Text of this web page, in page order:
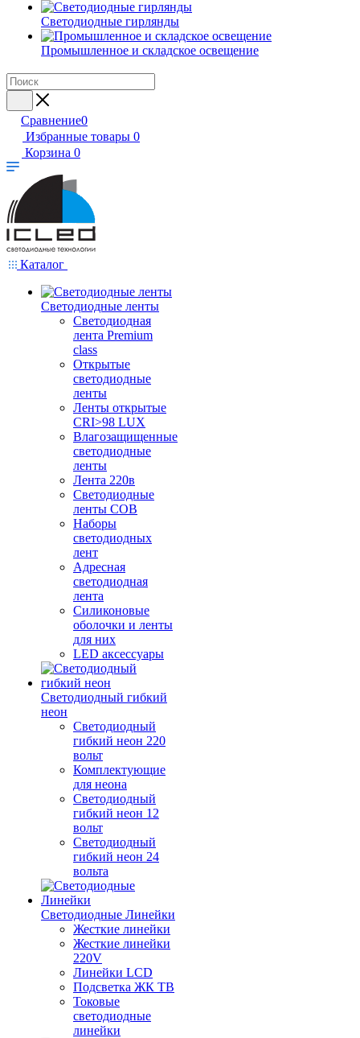
Светодиодные гирлянды
Промышленное и складское освещение
Сравнение0
Избранные товары 0
Корзина 0
Каталог
Светодиодные ленты
Светодиодная
лента Premium
class
Открытые
светодиодные
ленты
Ленты открытые
CRI>98 LUX
Влагозащищенные
светодиодные
ленты
Лента 220в
Светодиодные
ленты COB
Наборы
светодиодных
лент
Адресная
светодиодная
лента
Силиконовые
оболочки и ленты
для них
LED аксессуары
Светодиодный гибкий
неон
Светодиодный
гибкий неон 220
вольт
Комплектующие
для неона
Светодиодный
гибкий неон 12
вольт
Светодиодный
гибкий неон 24
вольта
Светодиодные Линейки
Жесткие линейки
Жесткие линейки
220V
Линейки LCD
Подсветка ЖК ТВ
Токовые
светодиодные
линейки